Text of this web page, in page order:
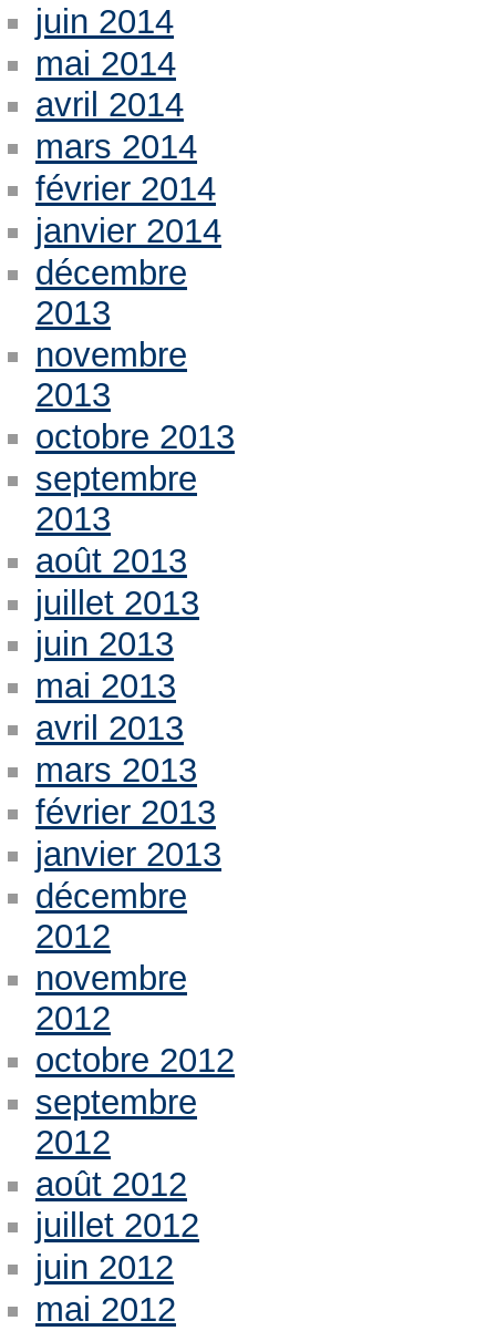
juin 2014
mai 2014
avril 2014
mars 2014
février 2014
janvier 2014
décembre
2013
novembre
2013
octobre 2013
septembre
2013
août 2013
juillet 2013
juin 2013
mai 2013
avril 2013
mars 2013
février 2013
janvier 2013
décembre
2012
novembre
2012
octobre 2012
septembre
2012
août 2012
juillet 2012
juin 2012
mai 2012